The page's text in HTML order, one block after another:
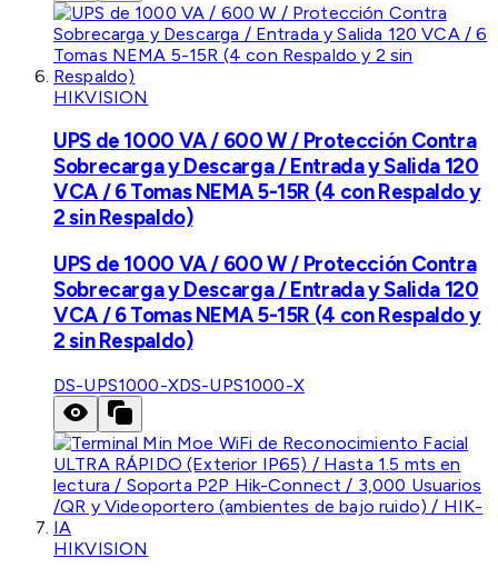
HIKVISION
UPS de 1000 VA / 600 W / Protección Contra
Sobrecarga y Descarga / Entrada y Salida 120
VCA / 6 Tomas NEMA 5-15R (4 con Respaldo y
2 sin Respaldo)
UPS de 1000 VA / 600 W / Protección Contra
Sobrecarga y Descarga / Entrada y Salida 120
VCA / 6 Tomas NEMA 5-15R (4 con Respaldo y
2 sin Respaldo)
DS-UPS1000-XDS-UPS1000-X
HIKVISION